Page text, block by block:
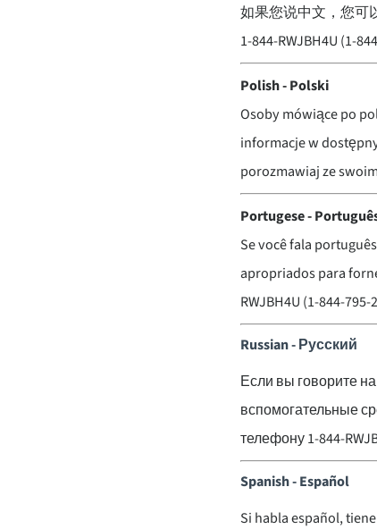
如果您说中文，您可
1-844-RWJBH4U (1-
Polish - Polski
Osoby mówiące po
informacje w
porozmawiaj ze
Portugese -
Se você fala
apropriados para
RWJBH4U (1-844-
Russian - Русский
Если вы говорите
вспомогательные
телефону 1-844-
Spanish - Español
Si habla español,